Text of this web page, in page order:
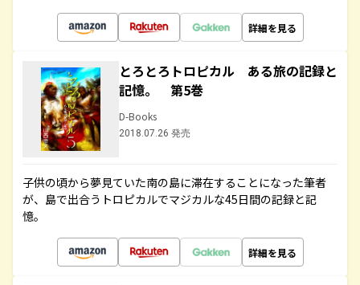
詳細を見る
とろとろトロピカル ある旅の記録と
記憶。 第5巻
D-Books
2018.07.26 発売
子供の頃から夢見ていた南の島に滞在することになった筆者
が、島で出合うトロピカルでマジカルな45日間の記録と記
憶。
詳細を見る